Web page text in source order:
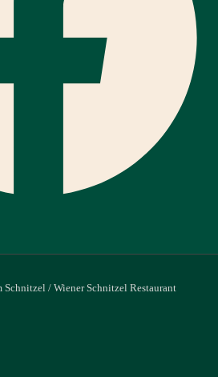
/ Wiener Schnitzel Restaurant